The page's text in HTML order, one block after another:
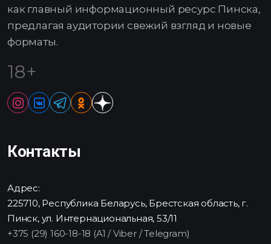
как главный информационный ресурс Пинска,
предлагая аудитории свежий взгляд и новые
форматы.
18+
Контакты
Адрес:
225710, Республика Беларусь, Брестская область, г.
Пинск, ул. Интернациональная, 53/11
+375 (29) 160-18-18 (A1 / Viber / Telegram)